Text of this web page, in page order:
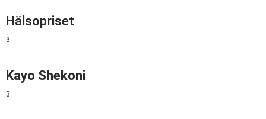
Hälsopriset
3
Kayo Shekoni
3